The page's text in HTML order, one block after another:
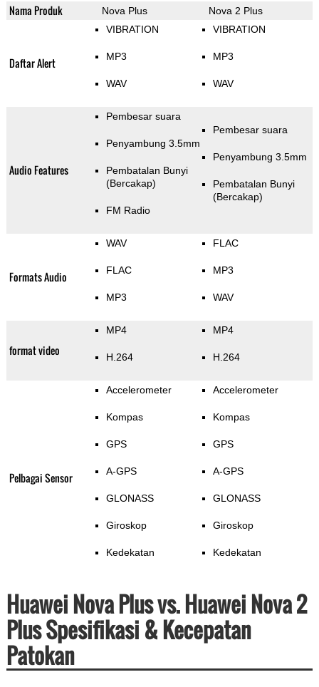
Nama Produk Nova Plus Nova 2 Plus
Daftar Alert
VIBRATION
MP3
WAV
VIBRATION
MP3
WAV
Audio Features
Pembesar suara
Penyambung 3.5mm
Pembatalan Bunyi
(Bercakap)
FM Radio
Pembesar suara
Penyambung 3.5mm
Pembatalan Bunyi
(Bercakap)
Formats Audio
WAV
FLAC
MP3
FLAC
MP3
WAV
format video
MP4
H.264
MP4
H.264
Pelbagai Sensor
Accelerometer
Kompas
GPS
A-GPS
GLONASS
Giroskop
Kedekatan
Accelerometer
Kompas
GPS
A-GPS
GLONASS
Giroskop
Kedekatan
Huawei Nova Plus vs. Huawei Nova 2
Plus Spesifikasi & Kecepatan
Patokan